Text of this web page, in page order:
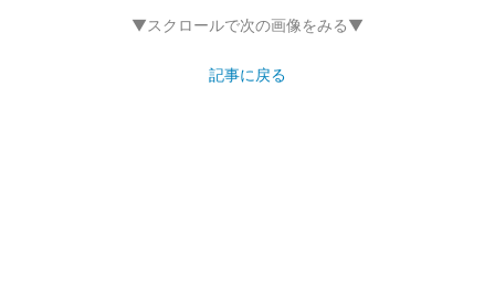
▼スクロールで次の画像をみる▼
記事に戻る